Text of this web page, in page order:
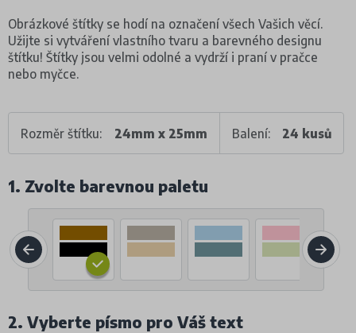
Obrázkové štítky se hodí na označení všech Vašich věcí.
Užijte si vytváření vlastního tvaru a barevného designu
štítku! Štítky jsou velmi odolné a vydrží i praní v pračce
nebo myčce.
Rozměr štítku: 24mm x 25mm Balení: 24 kusů
1. Zvolte barevnou paletu
2. Vyberte písmo pro Váš text